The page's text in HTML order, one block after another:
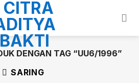
DENGAN TAG “UU6/1996”
SARING